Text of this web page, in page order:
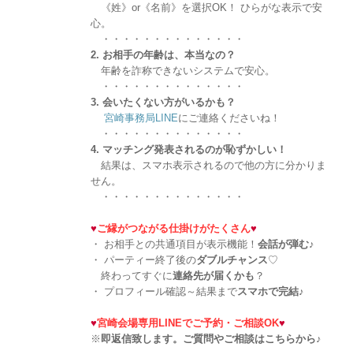
《姓》or《名前》を選択OK！ ひらがな表示で安
心。
・・・・・・・・・・・・・・
2. お相手の年齢は、本当なの？
年齢を詐称できないシステムで安心。
・・・・・・・・・・・・・・
3. 会いたくない方がいるかも？
宮崎事務局LINEにご連絡くださいね！
・・・・・・・・・・・・・・
4. マッチング発表されるのが恥ずかしい！
結果は、スマホ表示されるので他の方に分かりま
せん。
・・・・・・・・・・・・・・
♥ご縁がつながる仕掛けがたくさん♥
・ お相手との共通項目が表示機能！ 会話が弾む♪
・ パーティー終了後のダブルチャンス♡
終わってすぐに連絡先が届くかも ？
・ プロフィール確認～結果までスマホで完結♪
♥宮崎会場専用LINEでご予約・ご相談OK♥
※ 即返信致します。ご質問やご相談はこちらから♪